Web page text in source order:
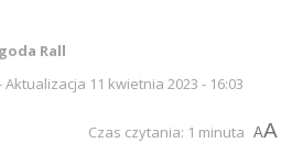
Rall
Aktualizacja 11 kwietnia 2023 - 16:03
Czas czytania: 1 minuta AA